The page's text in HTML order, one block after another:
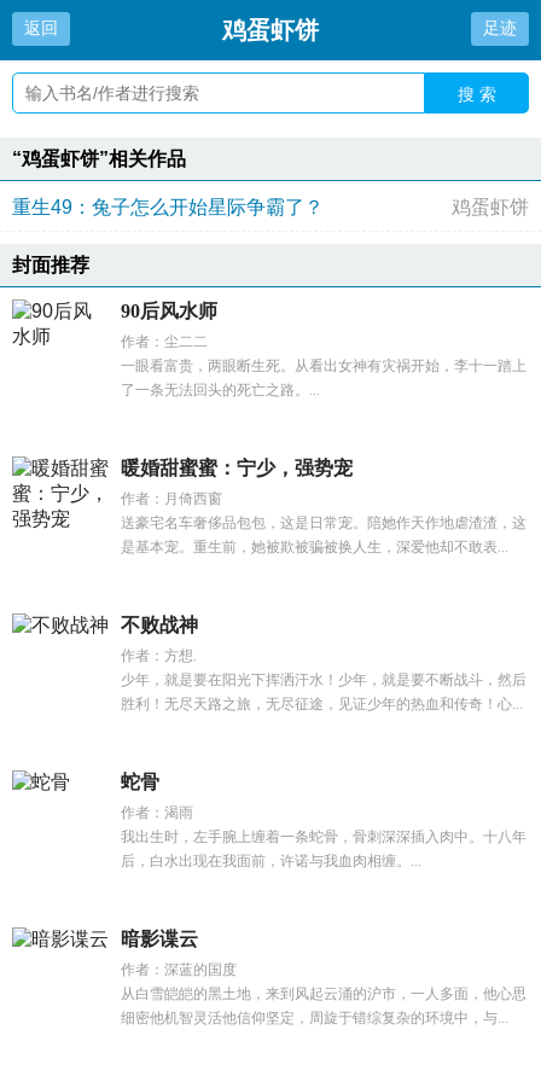
返回 鸡蛋虾饼 足迹
搜 索
“鸡蛋虾饼”相关作品
重生49：兔子怎么开始星际争霸了？ 鸡蛋虾饼
封面推荐
90后风水师
作者：尘二二
一眼看富贵，两眼断生死。从看出女神有灾祸开始，李十一踏上
了一条无法回头的死亡之路。...
暖婚甜蜜蜜：宁少，强势宠
作者：月倚西窗
送豪宅名车奢侈品包包，这是日常宠。陪她作天作地虐渣渣，这
是基本宠。重生前，她被欺被骗被换人生，深爱他却不敢表...
不败战神
作者：方想.
少年，就是要在阳光下挥洒汗水！少年，就是要不断战斗，然后
胜利！无尽天路之旅，无尽征途，见证少年的热血和传奇！心...
蛇骨
作者：渴雨
我出生时，左手腕上缠着一条蛇骨，骨刺深深插入肉中。十八年
后，白水出现在我面前，许诺与我血肉相缠。...
暗影谍云
作者：深蓝的国度
从白雪皑皑的黑土地，来到风起云涌的沪市，一人多面，他心思
细密他机智灵活他信仰坚定，周旋于错综复杂的环境中，与...